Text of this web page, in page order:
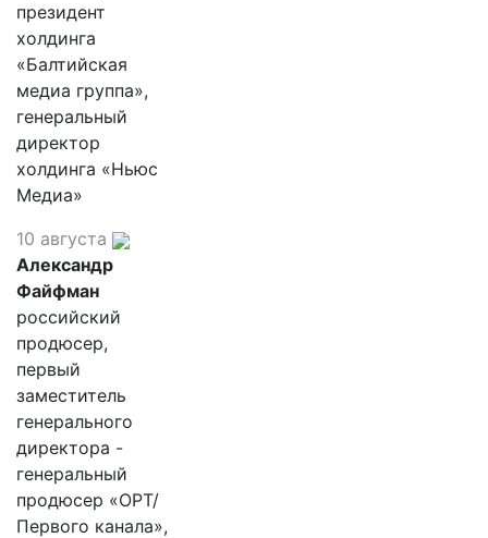
президент
холдинга
«Балтийская
медиа группа»,
генеральный
директор
холдинга «Ньюс
Медиа»
10 августа
Александр
Файфман
российский
продюсер,
первый
заместитель
генерального
директора -
генеральный
продюсер «ОРТ/
Первого канала»,